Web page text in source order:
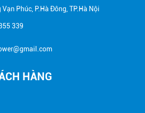
Phúc, P.Hà Đông, TP.Hà Nội
339
HÀNG